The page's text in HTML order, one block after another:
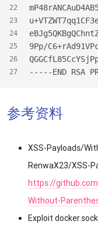
22
23
24
25
26
27
9Pp/
-----END RSA
参考资料
XSS-Payloads/
RenwaX23/XSS-
https://
Without-
Exploit